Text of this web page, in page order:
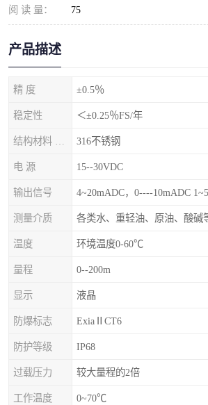
阅 读 量： 75
产品描述
精 度 ±0.5％
稳定性 ＜±0.25％FS/年
316不锈钢
电 源 15--30VDC
输出信号 4~20mADC，0----10mADC
测量介质 各类水、重轻油、原油、酸碱
温度 环境温度0-60℃
量程 0--200m
显示 液晶
防爆标志 ExiaⅡCT6
防护等级 IP68
过载压力 较大量程的2倍
工作温度 0~70℃